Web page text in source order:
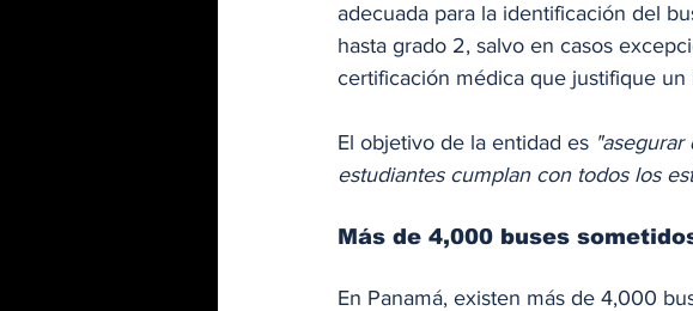
adecuada para la identificación del
hasta grado 2, salvo en casos
certificación médica que justifique
El objetivo de la entidad es
estudiantes cumplan con todos los
Más de 4,000 buses
En Panamá, existen más de 4,000